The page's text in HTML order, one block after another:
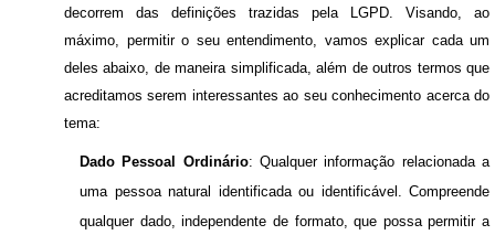
decorrem das definições trazidas pela
LGPD . Visando, ao
máximo, permitir o seu entendimento
vamos explicar cada um
deles abaixo, de maneira simplificada, além de outros termos que
acreditamos serem interessantes ao seu conhecimento acerca do
tema:
Dado Pessoal Ordinário: Qualquer informação relacionada a
uma pessoa natural identificada ou identificável. Compreende
qualquer dado, independente de formato, que possa permitir a